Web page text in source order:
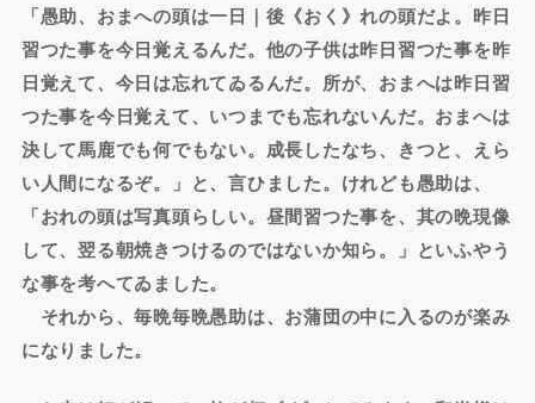
「愚助、おまへの頭は一日｜後《おく》れの頭だよ。昨日
習つた事を今日覚えるんだ。他の子供は昨日習つた事を昨
日覚えて、今日は忘れてゐるんだ。所が、おまへは昨日習
つた事を今日覚えて、いつまでも忘れないんだ。おまへは
決して馬鹿でも何でもない。成長したなち、きつと、えら
い人間になるぞ。」と、言ひました。けれども愚助は、
「おれの頭は写真頭らしい。昼間習つた事を、其の晩現像
して、翌る朝焼きつけるのではないか知ら。」といふやう
な事を考へてゐました。
それから、毎晩毎晩愚助は、お蒲団の中に入るのが楽み
になりました。